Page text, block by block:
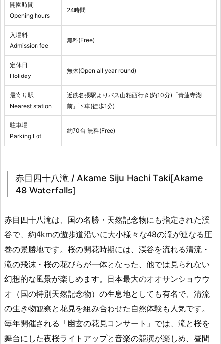
開園時間
Opening hours
24時間
入場料
Admission fee
無料(Free)
定休日
Holiday
無休(Open all year round)
最寄り駅
Nearest station
近鉄名張駅よりバス山粕西行き(約10分)「青蓮寺湖
前」下車(徒歩1分)
駐車場
Parking Lot
約70台 無料(Free)
赤目四十八滝 / Akame Siju Hachi Taki[Akame
48 Waterfalls]
赤目四十八滝は、国の名勝・天然記念物にも指定された渓
谷で、約4kmの遊歩道沿いに大小様々な48の滝が連なる圧
巻の景勝地です。桜の開花時期には、渓谷を流れる清流・
滝の飛沫・桜の花びらが一体となった、他では見られない
幻想的な風景が楽しめます。日本最大のオオサンショウウ
オ（国の特別天然記念物）の生息地としても有名で、清流
の生き物観察と花見を組み合わせた自然体験も人気です。
毎年開催される「幽玄の花見コンサート」では、滝と桜を
舞台にした夜桜ライトアップと音楽の競演が楽しめ、昼間